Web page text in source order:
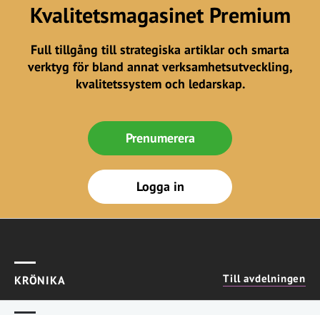
Kvalitetsmagasinet Premium
Full tillgång till strategiska artiklar och smarta
verktyg för bland annat verksamhetsutveckling,
kvalitetssystem och ledarskap.
Prenumerera
Logga in
KRÖNIKA Till avdelningen